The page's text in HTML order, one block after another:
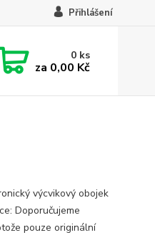
Přihlášení
0 ks
za 0,00 Kč
výcvikový obojek
Doporučujeme
pouze originální